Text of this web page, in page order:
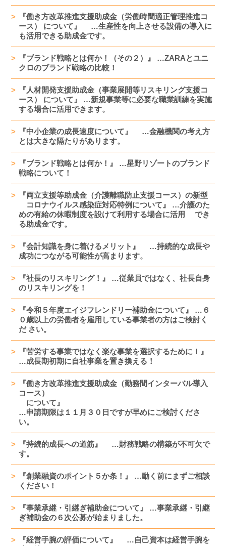
『働き方改革推進支援助成金（労働時間適正管理推進コ
ース） について』 …生産性を向上させる設備の導入に
も活用できる助成金です。
『ブランド戦略とは何か！（その２）』 …ZARAとユニ
クロのブランド戦略の比較！
『人材開発支援助成金（事業展開等リスキリング支援コ
ース） について』 …新規事業等に必要な職業訓練を実施
する場合に活用できます。
『中小企業の成長速度について』 …金融機関の考え方
とは大きな隔たりがあります。
『ブランド戦略とは何か！』 …星野リゾートのブランド
戦略について！
『両立支援等助成金（介護離職防止支援コース）の新型
コロナウイルス感染症対応特例について』 …介護のた
めの有給の休暇制度を設けて利用する場合に活用 でき
る助成金です。
『会計知識を身に着けるメリット』 …持続的な成長や
成功につながる可能性が高まります。
『社長のリスキリング！』 …従業員ではなく、社長自身
のリスキリングを！
『令和５年度エイジフレンドリー補助金について』 …６
０歳以上の労働者を雇用している事業者の方はご検討く
だ さい。
『苦労する事業ではなく楽な事業を選択するために！』
…成長期初期に自社事業を置き換える！
『働き方改革推進支援助成金（勤務間インターバル導入
コース）
について』
…申請期限は１１月３０日ですが早めにご検討くださ
い。
『持続的成長への道筋』 …財務戦略の構築が不可欠で
す。
『創業融資のポイント５か条！』 …動く前にまずご相談
ください！
『事業承継・引継ぎ補助金について』 …事業承継・引継
ぎ補助金の６次公募が始まりました。
『経営手腕の評価について』 …自己資本は経営手腕を